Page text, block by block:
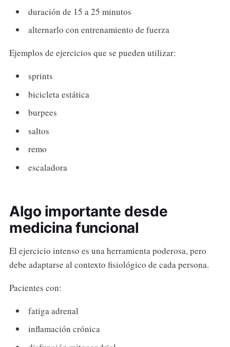
duración de 15 a 25 minutos
alternarlo con entrenamiento de fuerza
Ejemplos de ejercicios que se pueden utilizar:
sprints
bicicleta estática
burpees
saltos
remo
escaladora
Algo importante desde
medicina funcional
El ejercicio intenso es una herramienta poderosa, pero
debe adaptarse al contexto fisiológico de cada persona.
Pacientes con:
fatiga adrenal
inflamación crónica